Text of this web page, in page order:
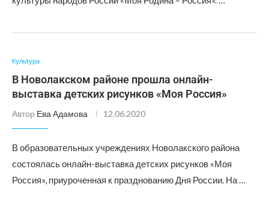
Культура
В Новолакском районе прошла онлайн-
выставка детских рисунков «Моя Россия»
Автор Ева Адамова 12.06.2020
В образовательных учреждениях Новолакского района
состоялась онлайн-выставка детских рисунков «Моя
Россия», приуроченная к празднованию Дня России. На …